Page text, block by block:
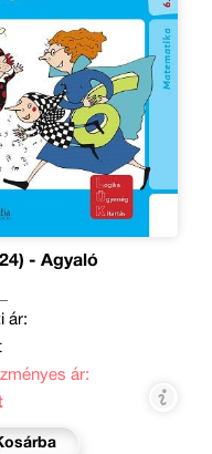
- Agyaló
ár:
ár: